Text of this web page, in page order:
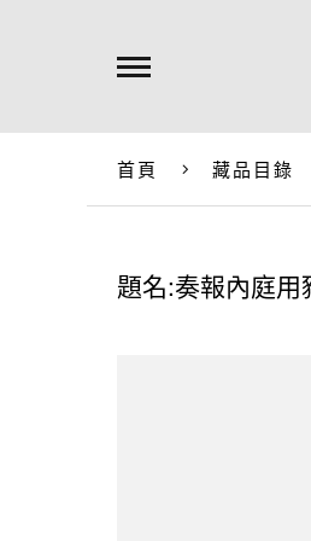
首頁 藏品目錄
題名:奏報內庭